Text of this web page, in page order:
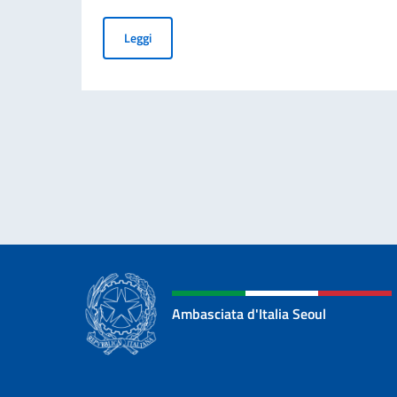
LeggiBando di concorso per l'assunzione di FDI
Ambasciata d'Italia Seoul